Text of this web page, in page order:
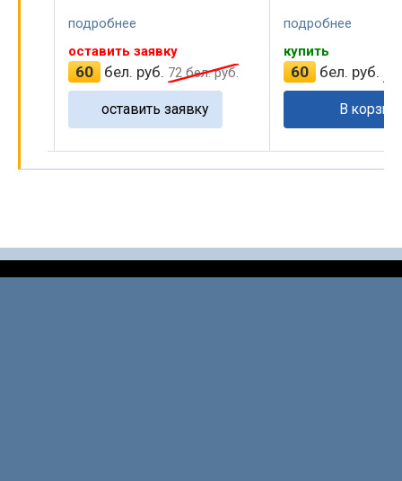
подробнее
купить
60 бел. руб. 72 бел. руб.
В корзину
подробнее
купить
60 бел. руб.
В корзину